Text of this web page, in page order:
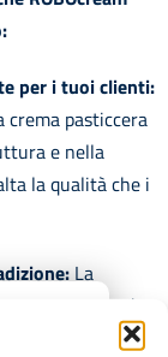
per i tuoi clienti:
pasticcera
e nella
la qualità che i
La
il tuo modo
ricetta, ma ti